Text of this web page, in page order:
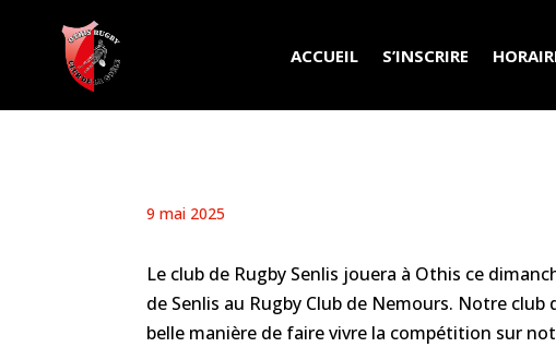
ACCUEIL S’INSCRIRE
9 mai 2025
Le club de Rugby Senlis jouera à Othis ce
de Senlis au Rugby Club de Nemours. Notre
belle manière de faire vivre la compétition sur